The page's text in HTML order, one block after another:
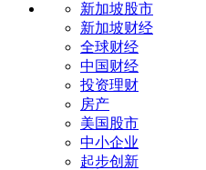
新加坡股市
新加坡财经
全球财经
中国财经
投资理财
房产
美国股市
中小企业
起步创新